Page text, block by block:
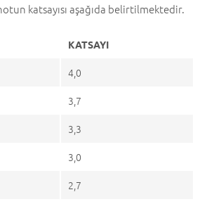
katsayısı aşağıda belirtilmektedir.
KATSAYI
4,0
3,7
3,3
3,0
2,7